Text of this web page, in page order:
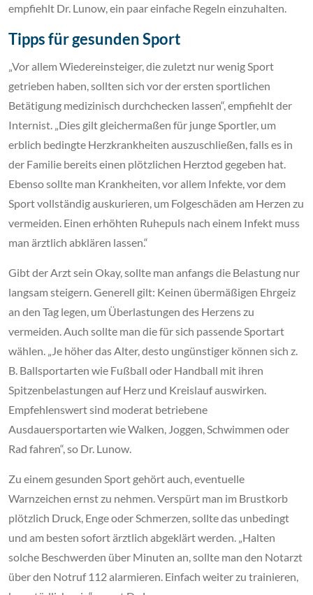
empfiehlt Dr. Lunow, ein paar einfache Regeln einzuhalten.
Tipps für gesunden Sport
„Vor allem Wiedereinsteiger, die zuletzt nur wenig Sport
getrieben haben, sollten sich vor der ersten sportlichen
Betätigung medizinisch durchchecken lassen“, empfiehlt der
Internist. „Dies gilt gleichermaßen für junge Sportler, um
erblich bedingte Herzkrankheiten auszuschließen, falls es in
der Familie bereits einen plötzlichen Herztod gegeben hat.
Ebenso sollte man Krankheiten, vor allem Infekte, vor dem
Sport vollständig auskurieren, um Folgeschäden am Herzen zu
vermeiden. Einen erhöhten Ruhepuls nach einem Infekt muss
man ärztlich abklären lassen.“
Gibt der Arzt sein Okay, sollte man anfangs die Belastung nur
langsam steigern. Generell gilt: Keinen übermäßigen Ehrgeiz
an den Tag legen, um Überlastungen des Herzens zu
vermeiden. Auch sollte man die für sich passende Sportart
wählen. „Je höher das Alter, desto ungünstiger können sich z.
B. Ballsportarten wie Fußball oder Handball mit ihren
Spitzenbelastungen auf Herz und Kreislauf auswirken.
Empfehlenswert sind moderat betriebene
Ausdauersportarten wie Walken, Joggen, Schwimmen oder
Rad fahren“, so Dr. Lunow.
Zu einem gesunden Sport gehört auch, eventuelle
Warnzeichen ernst zu nehmen. Verspürt man im Brustkorb
plötzlich Druck, Enge oder Schmerzen, sollte das unbedingt
und am besten sofort ärztlich abgeklärt werden. „Halten
solche Beschwerden über Minuten an, sollte man den Notarzt
über den Notruf 112 alarmieren. Einfach weiter zu trainieren,